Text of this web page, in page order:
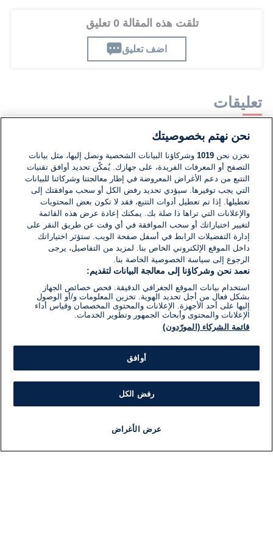
تلقت هذه المقالة 0 تعليق
اضف تعليق
تعليقات
لا توجد تعليقات مكتوبة حتى الآن. كن الأول!
اكتب تعليقًا جديدًا ...
نحن نهتم بخصوصيتك
نخزن نحن1019 وشركاؤنا البيانات الشخصية ونصل إليها، مثل بيانات
التصفح أو المعرفات الفريدة، على جهازك. يُمكّن تحديد أوافق تقنيات
التتبع من دعم الأغراض المعروضة في إطار معالجتنا وشركائنا للبيانات
التي يجب توفيرها. سيؤدي تحديد رفض الكل أو سحب موافقتك إلى
تعطيلها. إذا تم تعطيل أدوات التتبع، فقد لا تكون بعض المحتويات
والإعلانات التي تراها ذا صلة بك. يمكنك إعادة عرض هذه القائمة
لتغيير اختياراتك أو سحب الموافقة في أي وقت عن طريق النقر على
إدارة التفضيلات الرابط في أسفل صفحة الويب. ستؤثر اختياراتك
داخل الموقع الإلكتروني الخاص بنا. لمزيد من التفاصيل، يرجى
الرجوع إلى سياسة الخصوصية الخاصة بنا.
نعمد نحن وشركاؤنا إلى معالجة البيانات لتقديم:
استخدام بيانات الموقع الجغرافي الدقيقة. فحص خصائص الجهاز
بشكل فعال من أجل تحديد الهوية. تخزين المعلومات و/أو الوصول
إليها على أحد الأجهزة. الإعلانات والمحتوى المخصصان وقياس أداء
الإعلانات والمحتوى وأبحاث الجمهور وتطوير الخدمات.
قائمة الشركاء (المورّدون)
أوافق
رفض الكل
عرض الأغراض